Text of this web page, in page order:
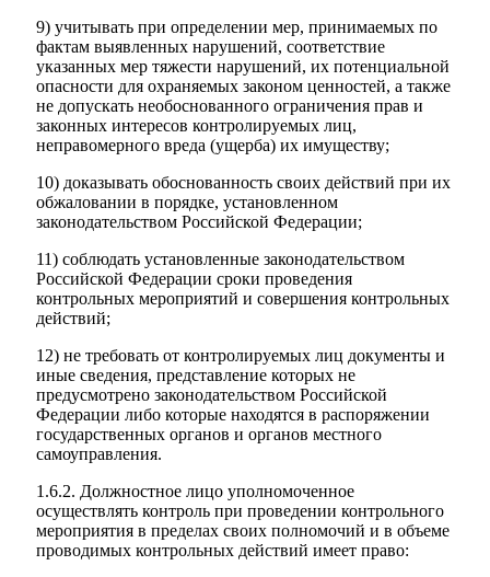
9) учитывать при определении мер, принимаемых по
фактам выявленных нарушений, соответствие
указанных мер тяжести нарушений, их потенциальной
опасности для охраняемых законом ценностей, а также
не допускать необоснованного ограничения прав и
законных интересов контролируемых лиц,
неправомерного вреда (ущерба) их имуществу;
10) доказывать обоснованность своих действий при их
обжаловании в порядке, установленном
законодательством Российской Федерации;
11) соблюдать установленные законодательством
Российской Федерации сроки проведения
контрольных мероприятий и совершения контрольных
действий;
12) не требовать от контролируемых лиц документы и
иные сведения, представление которых не
предусмотрено законодательством Российской
Федерации либо которые находятся в распоряжении
государственных органов и органов местного
самоуправления.
1.6.2. Должностное лицо уполномоченное
осуществлять контроль при проведении контрольного
мероприятия в пределах своих полномочий и в объеме
проводимых контрольных действий имеет право:
КСП КГО